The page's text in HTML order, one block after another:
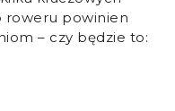
roweru powinien
– czy będzie to: